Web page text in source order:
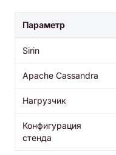
Параметр
Sirin
Apache Cassandra
Нагрузчик
Конфигурация
стенда